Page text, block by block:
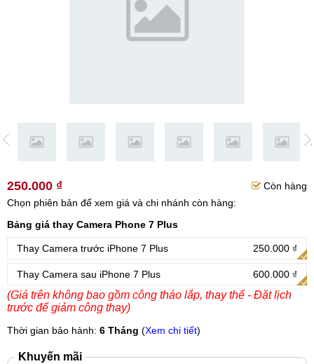
250.000 ₫
Còn hàng
Chọn phiên bản để xem giá và chi nhánh còn hàng:
Bảng giá thay Camera Phone 7 Plus
Thay Camera trước iPhone 7 Plus 250.000 ₫
Thay Camera sau iPhone 7 Plus 600.000 ₫
(Giá trên không bao gồm công tháo lắp, thay thế - Đặt lịch
trước để giảm công thay)
Thời gian bảo hành: 6 Tháng (Xem chi tiết)
Khuyến mãi